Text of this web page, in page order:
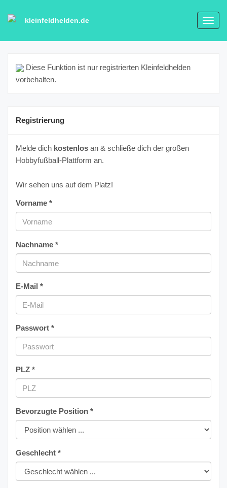
kleinfeldhelden.de
Diese Funktion ist nur registrierten Kleinfeldhelden
vorbehalten.
Registrierung
Melde dich kostenlos an & schließe dich der großen
Hobbyfußball-Plattform an.
Wir sehen uns auf dem Platz!
Vorname *
Nachname *
E-Mail *
Passwort *
PLZ *
Bevorzugte Position *
Geschlecht *